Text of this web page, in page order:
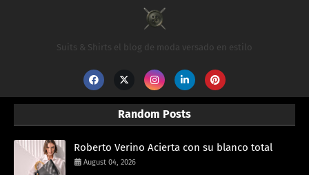
Suits & Shirts el blog de moda versado en estilo
Random Posts
Roberto Verino Acierta con su blanco total
August 04, 2026